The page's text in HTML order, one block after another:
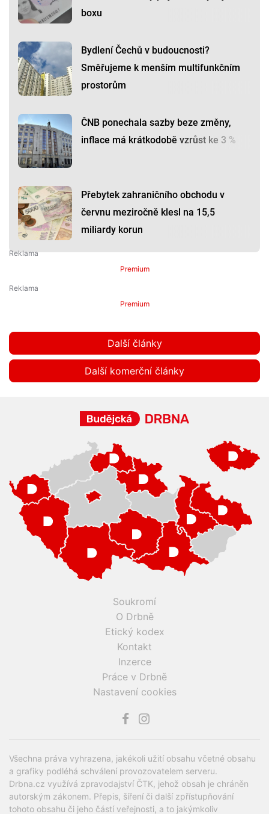
boxu
Bydlení Čechů v budoucnosti?
Směřujeme k menším multifunkčním
prostorům
ČNB ponechala sazby beze změny,
inflace má krátkodobě vzrůst ke 3 %
Přebytek zahraničního obchodu v
červnu meziročně klesl na 15,5
miliardy korun
Premium
Premium
Další články
Další komerční články
Soukromí
O Drbně
Etický kodex
Kontakt
Inzerce
Práce v Drbně
Nastavení cookies
Všechna práva vyhrazena, jakékoli užití obsahu včetné obsahu
a grafiky podléhá schválení provozovatelem serveru.
Drbna.cz využívá zpravodajství ČTK, jehož obsah je chráněn
autorským zákonem. Přepis, šíření či další zpřístupňování
tohoto obsahu či jeho částí veřejnosti, a to jakýmkoliv